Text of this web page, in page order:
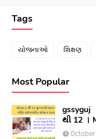
Tags
યોજનાઓ શિક્ષણ
Most Popular
gssyguj
થી 12 । Mukhyamantri Gyan setu merit
Scholarship